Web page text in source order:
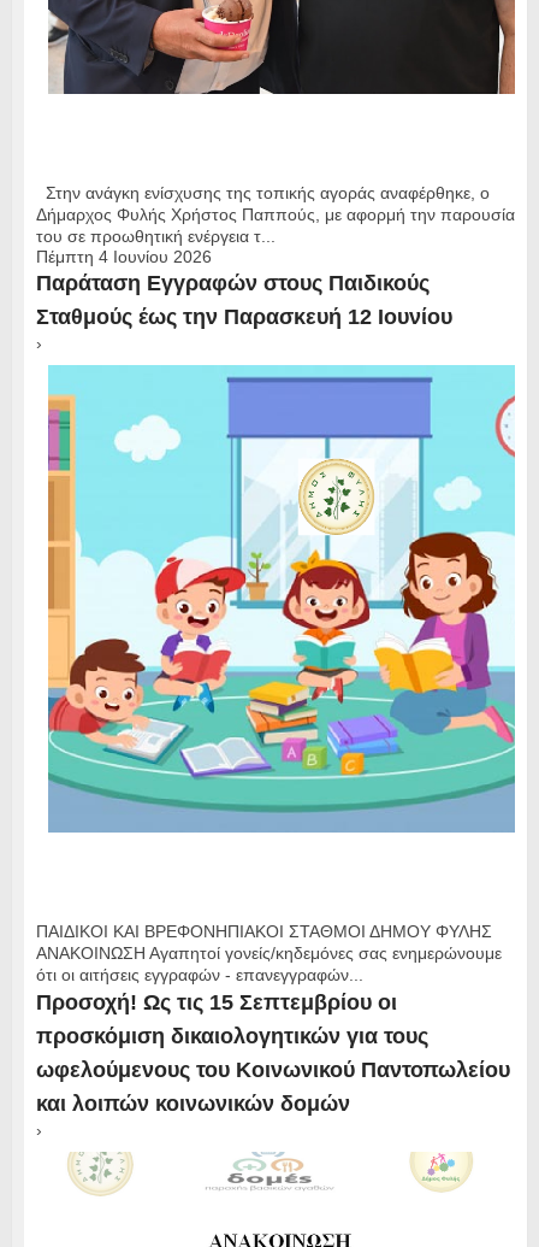
Στην ανάγκη ενίσχυσης της τοπικής αγοράς αναφέρθηκε, ο
Δήμαρχος Φυλής Χρήστος Παππούς, με αφορμή την παρουσία
του σε προωθητική ενέργεια τ...
Πέμπτη 4 Ιουνίου 2026
Παράταση Εγγραφών στους Παιδικούς
Σταθμούς έως την Παρασκευή 12 Ιουνίου
›
ΠΑΙΔΙΚΟΙ ΚΑΙ ΒΡΕΦΟΝΗΠΙΑΚΟΙ ΣΤΑΘΜΟΙ ΔΗΜΟΥ ΦΥΛΗΣ
ΑΝΑΚΟΙΝΩΣΗ Αγαπητοί γονείς/κηδεμόνες σας ενημερώνουμε
ότι οι αιτήσεις εγγραφών - επανεγγραφών...
Προσοχή! Ως τις 15 Σεπτεμβρίου οι
προσκόμιση δικαιολογητικών για τους
ωφελούμενους του Κοινωνικού Παντοπωλείου
και λοιπών κοινωνικών δομών
›